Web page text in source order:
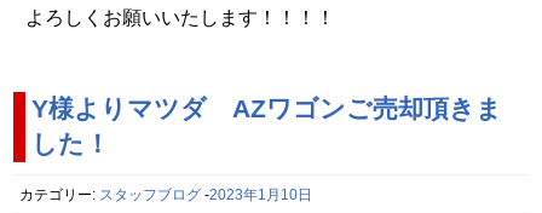
よろしくお願いいたします！！！！
Y様よりマツダ AZワゴンご売却頂きま
した！
カテゴリー: スタッフブログ -2023年1月10日